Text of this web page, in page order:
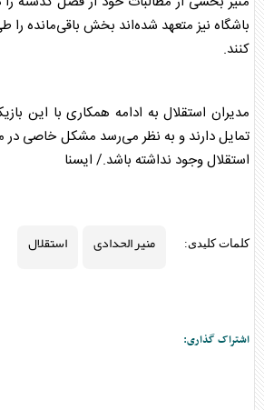
باشگاه نیز متعهد شده‌اند بخش باقی‌مانده را
کنند.
مدیران استقلالبه ادامه همکاری با این
تمایل دارند و به نظر می‌رسد مشکل خاصی در
استقلالوجود نداشته باشد./ ایسنا
کلمات کلیدی: منیر الحدادی استقلال
اشتراک گذاری: